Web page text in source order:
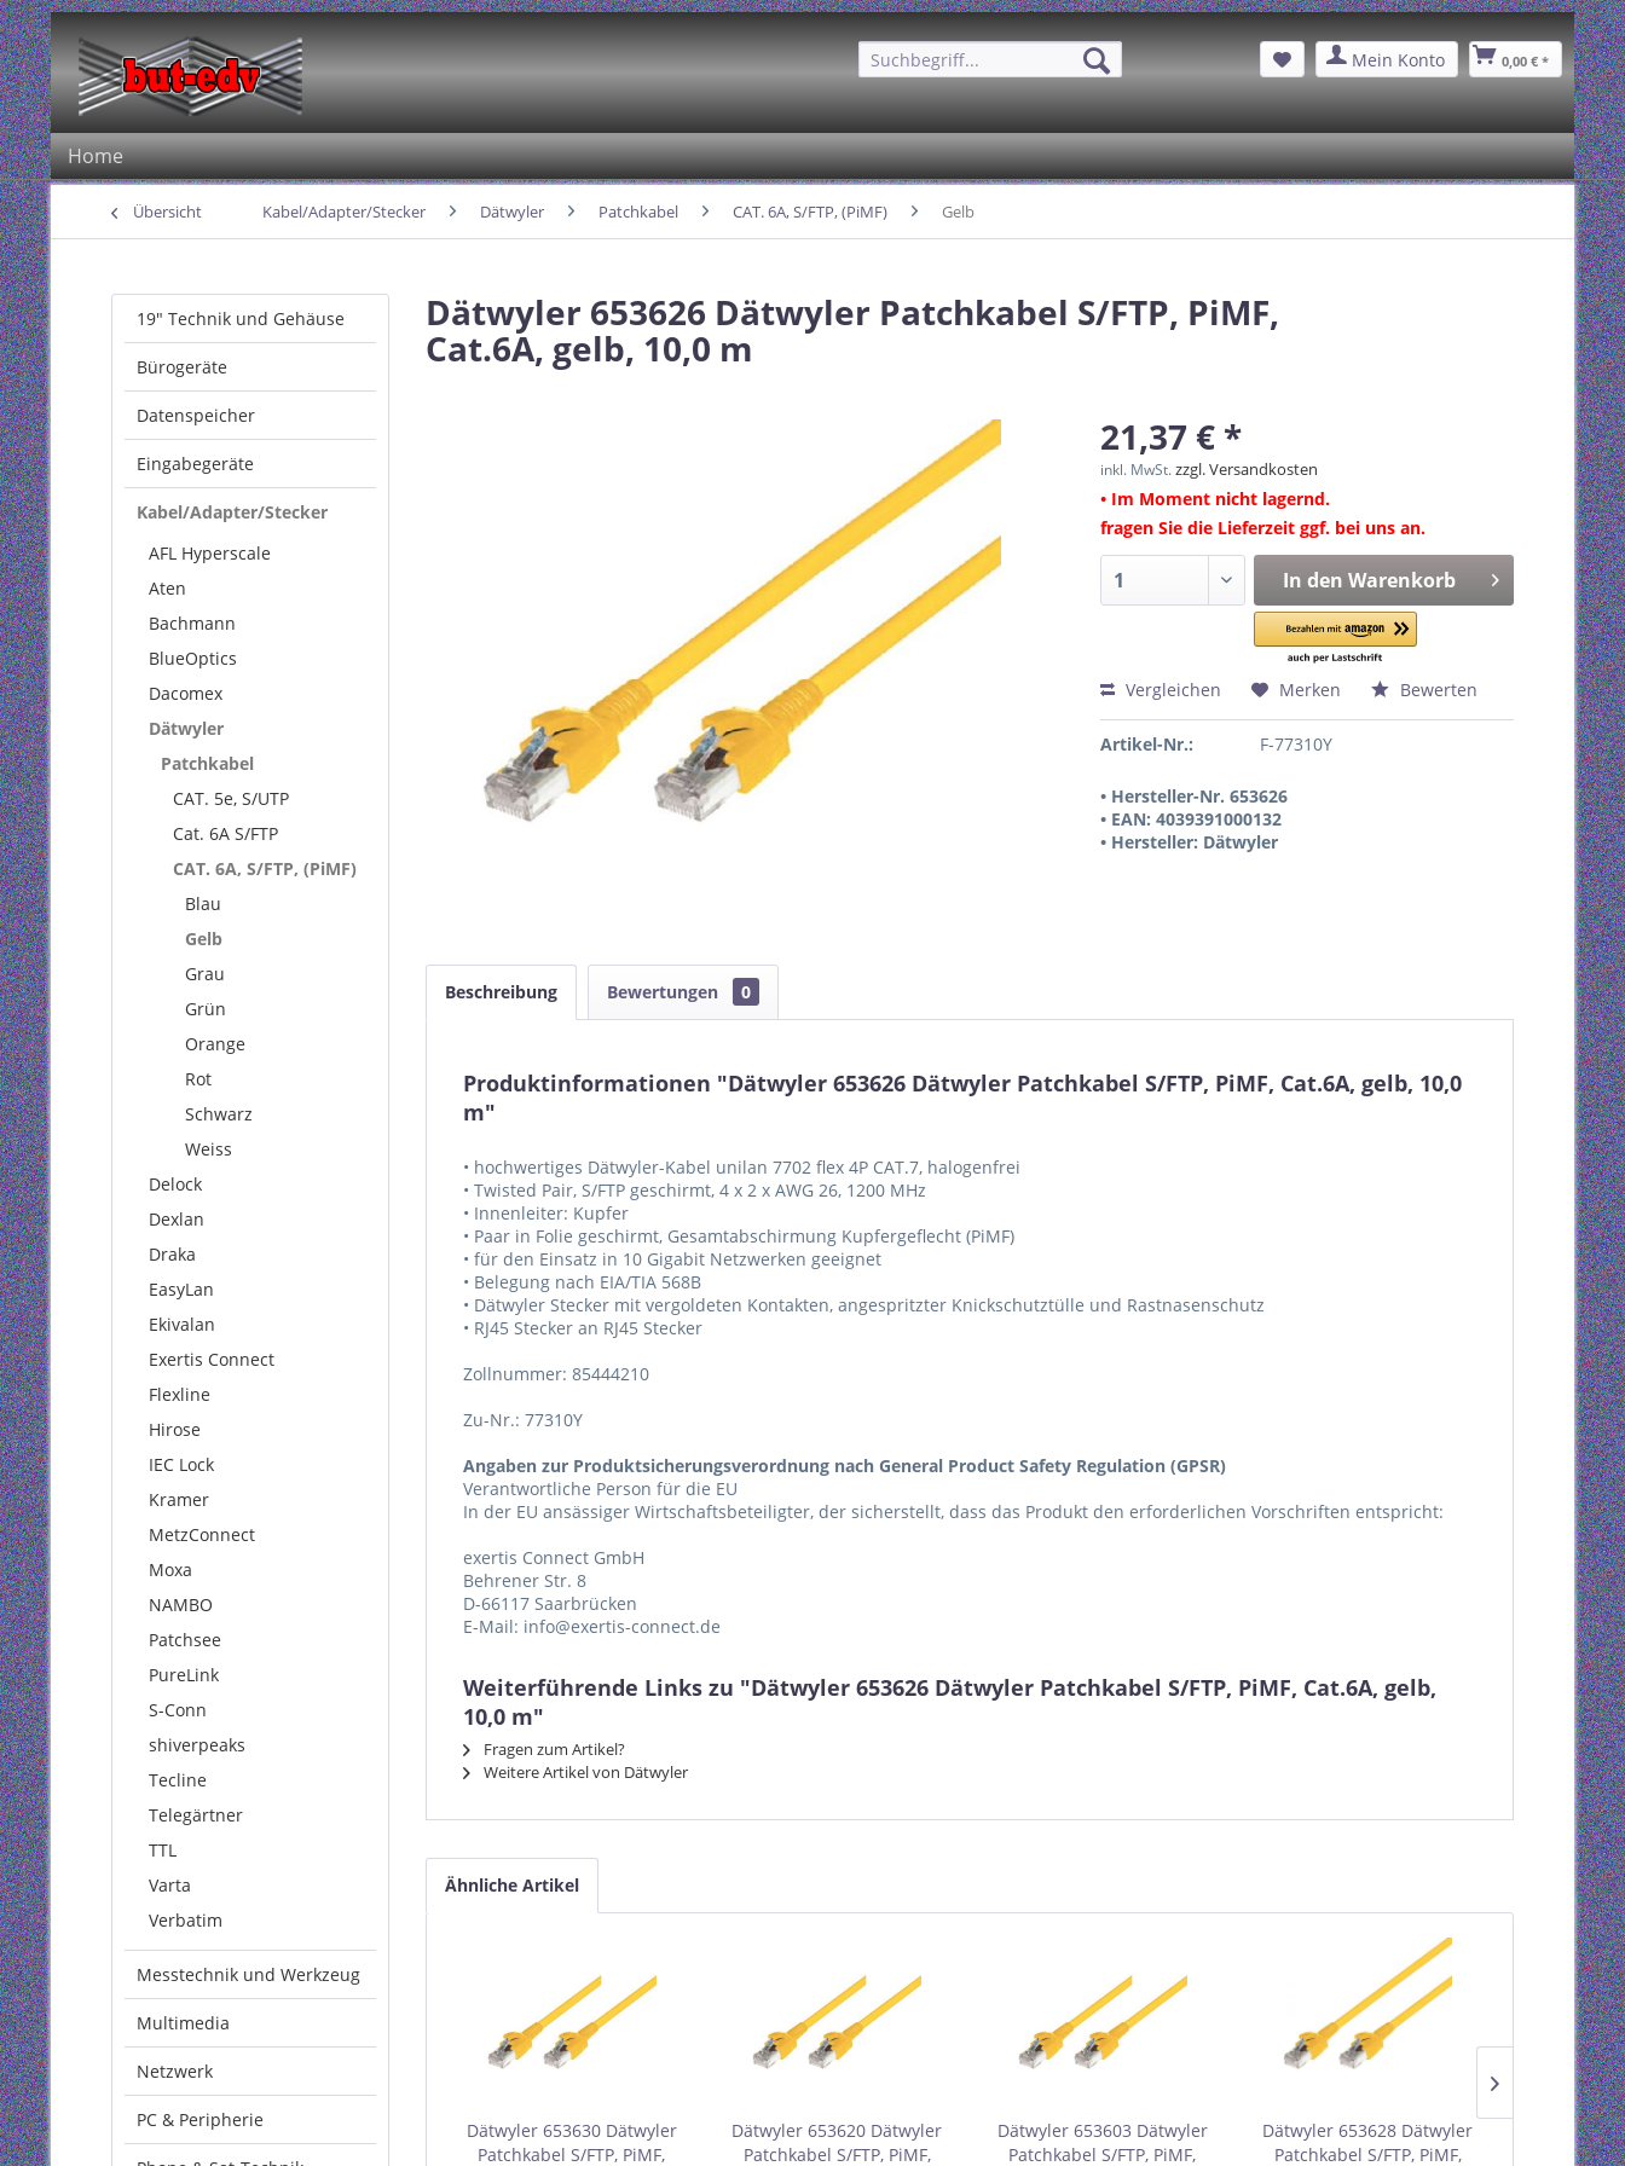
Mein Konto 0,00 € *
Home
Übersicht Kabel/Adapter/Stecker Dätwyler Patchkabel CAT. 6A, S/FTP, (PiMF) Gelb
19" Technik und Gehäuse
Bürogeräte
Datenspeicher
Eingabegeräte
Kabel/Adapter/Stecker
AFL Hyperscale
Aten
Bachmann
BlueOptics
Dacomex
Dätwyler
Patchkabel
CAT. 5e, S/UTP
Cat. 6A S/FTP
CAT. 6A, S/FTP, (PiMF)
Blau
Gelb
Grau
Grün
Orange
Rot
Schwarz
Weiss
Delock
Dexlan
Draka
EasyLan
Ekivalan
Exertis Connect
Flexline
Hirose
IEC Lock
Kramer
MetzConnect
Moxa
NAMBO
Patchsee
PureLink
S-Conn
shiverpeaks
Tecline
Telegärtner
TTL
Varta
Verbatim
Messtechnik und Werkzeug
Multimedia
Netzwerk
PC & Peripherie
Dätwyler 653626 Dätwyler Patchkabel S/FTP, PiMF,
Cat.6A, gelb, 10,0 m
21,37 € *
inkl. MwSt.zzgl. Versandkosten
• Im Moment nicht lagernd.
fragen Sie die Lieferzeit ggf. bei uns an.
In den Warenkorb
Vergleichen Merken Bewerten
Artikel-Nr.: F-77310Y
• Hersteller-Nr. 653626
• EAN: 4039391000132
• Hersteller: Dätwyler
Beschreibung Bewertungen 0
Produktinformationen "Dätwyler 653626 Dätwyler Patchkabel S/FTP, PiMF, Cat.6A, gelb, 10,0
m"
• hochwertiges Dätwyler-Kabel unilan 7702 flex 4P CAT.7, halogenfrei
• Twisted Pair, S/FTP geschirmt, 4 x 2 x AWG 26, 1200 MHz
• Innenleiter: Kupfer
• Paar in Folie geschirmt, Gesamtabschirmung Kupfergeflecht (PiMF)
• für den Einsatz in 10 Gigabit Netzwerken geeignet
• Belegung nach EIA/TIA 568B
• Dätwyler Stecker mit vergoldeten Kontakten, angespritzter Knickschutztülle und Rastnasenschutz
• RJ45 Stecker an RJ45 Stecker
Zollnummer: 85444210
Zu-Nr.: 77310Y
Angaben zur Produktsicherungsverordnung nach General Product Safety Regulation (GPSR)
Verantwortliche Person für die EU
In der EU ansässiger Wirtschaftsbeteiligter, der sicherstellt, dass das Produkt den erforderlichen Vorschriften entspricht:
exertis Connect GmbH
Behrener Str. 8
D-66117 Saarbrücken
E-Mail: info@exertis-connect.de
Weiterführende Links zu "Dätwyler 653626 Dätwyler Patchkabel S/FTP, PiMF, Cat.6A, gelb,
10,0 m"
Fragen zum Artikel?
Weitere Artikel von Dätwyler
Ähnliche Artikel
Dätwyler 653630 Dätwyler
Patchkabel S/FTP, PiMF,
Dätwyler 653620 Dätwyler
Patchkabel S/FTP, PiMF,
Dätwyler 653603 Dätwyler
Patchkabel S/FTP, PiMF,
Dätwyler 653628 Dätwyler
Patchkabel S/FTP, PiMF,
Dätwyler